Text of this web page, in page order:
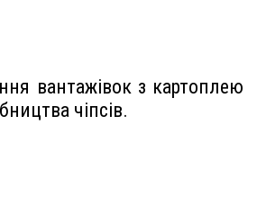
вантажівок з картоплею
чіпсів.